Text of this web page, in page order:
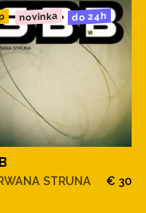
novinka do 24h
STRUNA € 30